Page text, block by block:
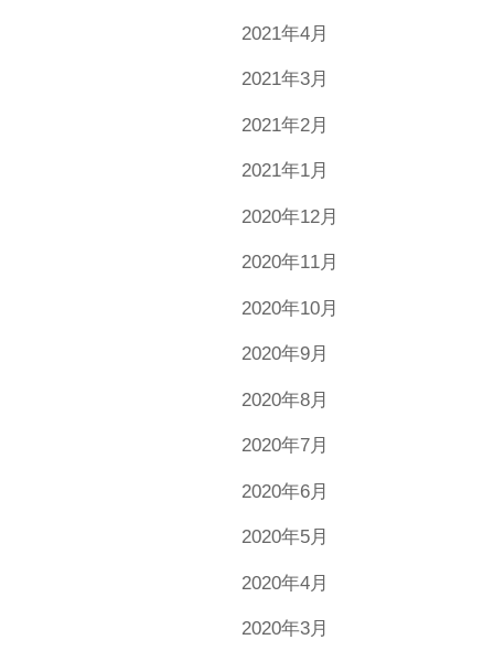
2021年4月
2021年3月
2021年2月
2021年1月
2020年12月
2020年11月
2020年10月
2020年9月
2020年8月
2020年7月
2020年6月
2020年5月
2020年4月
2020年3月